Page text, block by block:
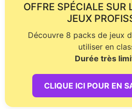
OFFRE SPÉCIALE SUR
JEUX
Découvre 8 packs de jeux
utiliser en
Durée très
CLIQUE ICI POUR EN